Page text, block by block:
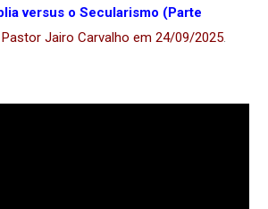
versus o Secularismo (Parte
Jairo Carvalho em 24/09/2025.